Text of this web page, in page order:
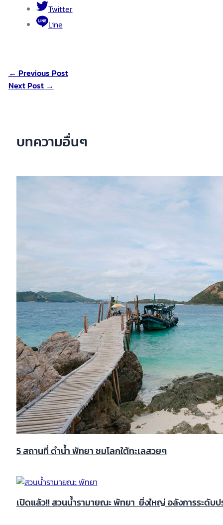
Twitter
Line
← Previous Post
Next Post →
บทความอื่นๆ
5 สถานที่ ดําน้ำ พัทยา ชมโลกใต้ทะเลสวยๆ
เปิดแล้ว!! สวนน้ำรามายณะ พัทยา ยิ่งใหญ่ อลังการระดับป